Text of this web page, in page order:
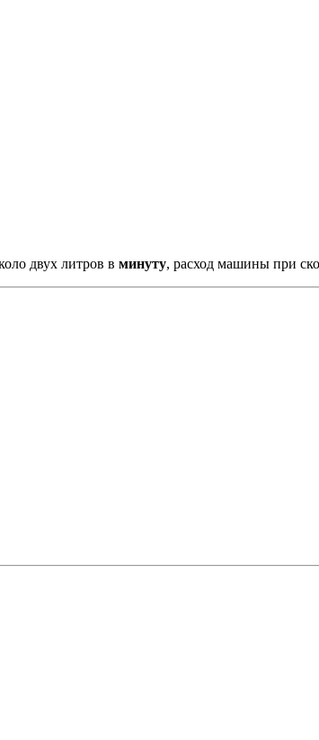
двух литров в минуту, расход машины при